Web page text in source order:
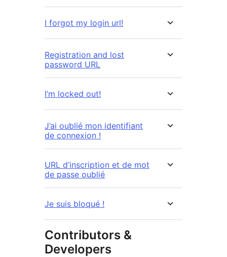
I forgot my login url!
Registration and lost
password URL
I’m locked out!
J’ai oublié mon identifiant
de connexion !
URL d’inscription et de mot
de passe oublié
Je suis bloqué !
Contributors &
Developers